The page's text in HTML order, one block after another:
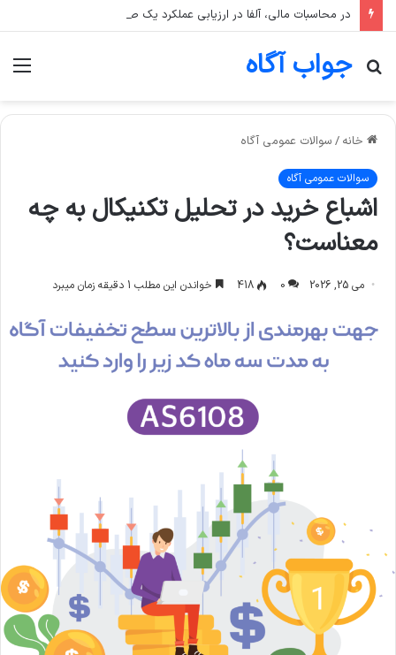
جواب آگاه
جستجو
خانه / سوالات عمومی آگاه
سوالات عمومی آگاه
اشباع خرید در تحلیل تکنیکال به چه
معناست؟
می 25, 2026 0
418 خواندن این مطلب 1 دقیقه زمان میبرد